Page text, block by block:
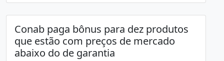
Conab paga bônus para dez produtos
que estão com preços de mercado
abaixo do de garantia